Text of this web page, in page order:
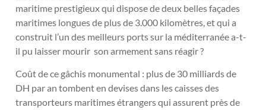
maritime prestigieux qui dispose de deux belles façades
maritimes longues de plus de 3.000 kilomètres, et qui a
construit l’un des meilleurs ports sur la méditerranée a-t-
il pu laisser mourir son armement sans réagir ?
Coût de ce gâchis monumental : plus de 30 milliards de
DH par an tombent en devises dans les caisses des
transporteurs maritimes étrangers qui assurent près de